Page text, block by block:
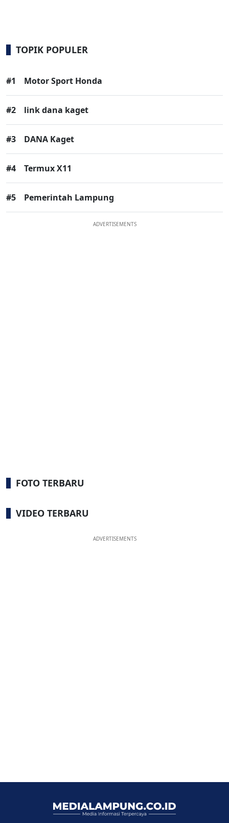
TOPIK POPULER
#1 Motor Sport Honda
#2 link dana kaget
#3 DANA Kaget
#4 Termux X11
#5 Pemerintah Lampung
ADVERTISEMENTS
FOTO TERBARU
VIDEO TERBARU
ADVERTISEMENTS